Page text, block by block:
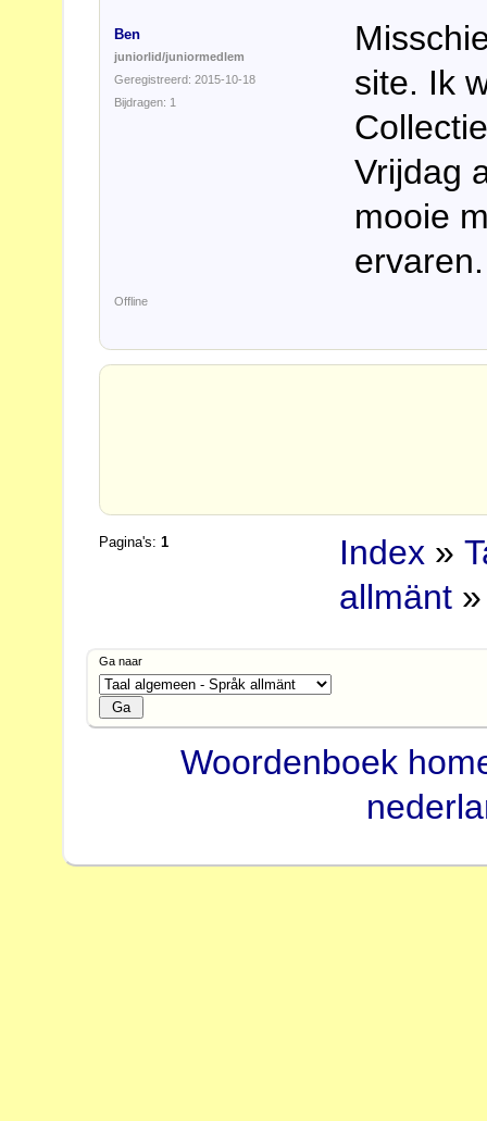
Ben
juniorlid/juniormedlem
Geregistreerd: 2015-10-18
Bijdragen: 1
site. Ik
Vrijdag
mooie
ervaren.
Offline
Pagina's:1 Index »
allmänt
Ga naar
Woordenboek